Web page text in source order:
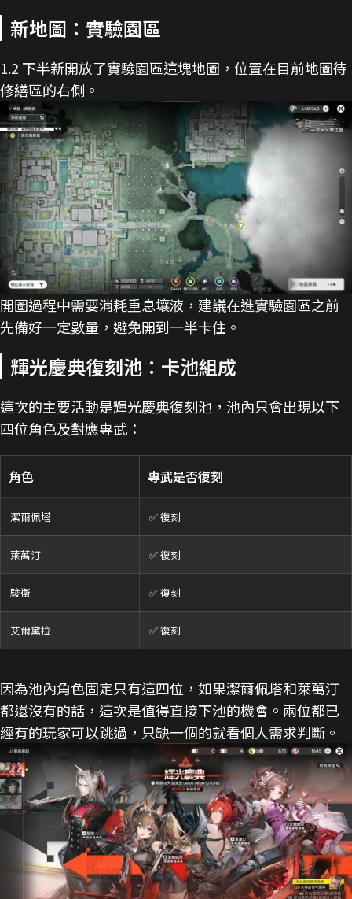
新地圖：實驗園區
1.2 下半新開放了實驗園區這塊地圖，位置在目前地圖待
修繕區的右側。
開圖過程中需要消耗重息壤液，建議在進實驗園區之前
先備好一定數量，避免開到一半卡住。
輝光慶典復刻池：卡池組成
這次的主要活動是輝光慶典復刻池，池內只會出現以下
四位角色及對應專武：
角色 專武是否復刻
潔爾佩塔 ✅ 復刻
萊萬汀 ✅ 復刻
駿衛 ✅ 復刻
艾爾黛拉 ✅ 復刻
因為池內角色固定只有這四位，如果潔爾佩塔和萊萬汀
都還沒有的話，這次是值得直接下池的機會。兩位都已
經有的玩家可以跳過，只缺一個的就看個人需求判斷。